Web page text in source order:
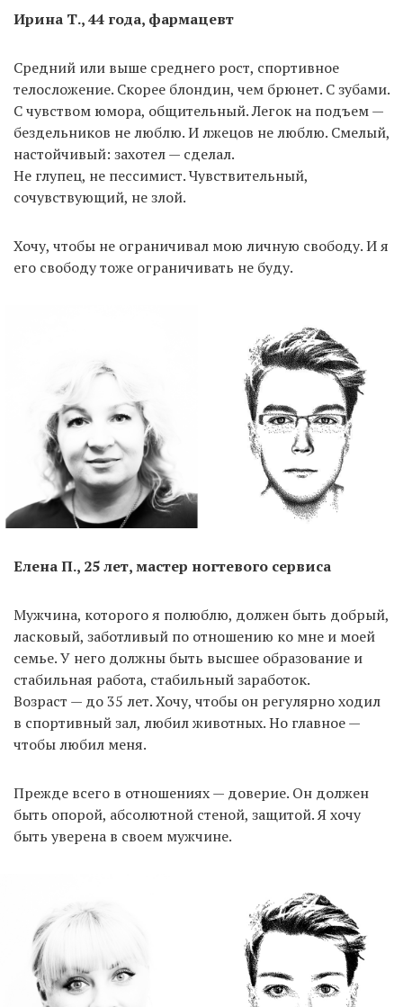
Ирина Т., 44 года, фармацевт
Средний или выше среднего рост, спортивное
телосложение. Скорее блондин, чем брюнет. С зубами.
С чувством юмора, общительный. Легок на подъем —
бездельников не люблю. И лжецов не люблю. Смелый,
настойчивый: захотел — сделал.
Не глупец, не пессимист. Чувствительный,
сочувствующий, не злой.
Хочу, чтобы не ограничивал мою личную свободу. И я
его свободу тоже ограничивать не буду.
Елена П., 25 лет, мастер ногтевого сервиса
Мужчина, которого я полюблю, должен быть добрый,
ласковый, заботливый по отношению ко мне и моей
семье. У него должны быть высшее образование и
стабильная работа, стабильный заработок.
Возраст — до 35 лет. Хочу, чтобы он регулярно ходил
в спортивный зал, любил животных. Но главное —
чтобы любил меня.
Прежде всего в отношениях — доверие. Он должен
быть опорой, абсолютной стеной, защитой. Я хочу
быть уверена в своем мужчине.